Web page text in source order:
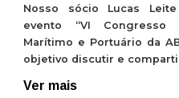
Nosso sócio Lucas
evento “VI
Marítimo e Portuário da
objetivo discutir e
Ver mais